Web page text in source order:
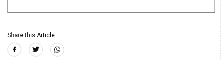
Share this Article